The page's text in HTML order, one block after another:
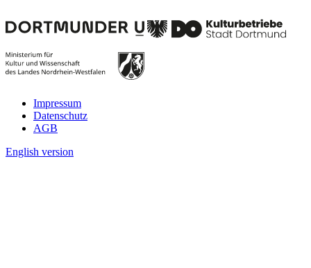
Impressum
Datenschutz
AGB
English version